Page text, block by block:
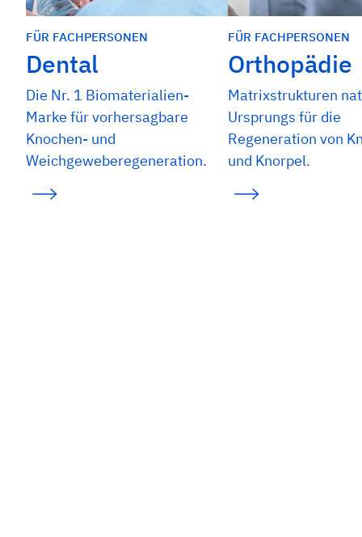
FÜR FACHPERSONEN
Dental
Die Nr. 1 Biomaterialien-
Marke für vorhersagbare
Knochen- und
Weichgeweberegeneration.
FÜR FACHPERSONEN
Orthopädie
Matrixstrukturen
Ursprungs für die
Regeneration von
und Knorpel.